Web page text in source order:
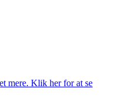
mere. Klik her for at se